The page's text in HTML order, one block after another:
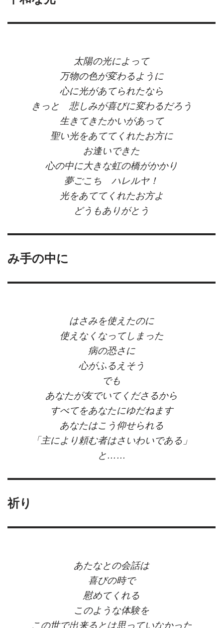
太陽の光によって
万物の色が変わるように
心に光があてられたなら
きっと 悲しみが喜びに変わるだろう
生きてきたかいがあって
聖い光をあててくれたお方に
お逢いできた
心の中に大きな虹の橋がかかり
夢ごこち ハレルヤ！
光をあててくれたお方よ
どうもありがとう
み手の中に
はさみを使えたのに
使えなくなってしまった
病の恐さに
心がふるえそう
でも
あなたが友でいてくださるから
すべてをあなたにゆだねます
あなたはこう仰せられる
「主により頼む者はさいわいである」
と……
祈り
あたなとの会話は
喜びの時で
慰めてくれる
このような体験を
この世で出来るとは思っていなかった